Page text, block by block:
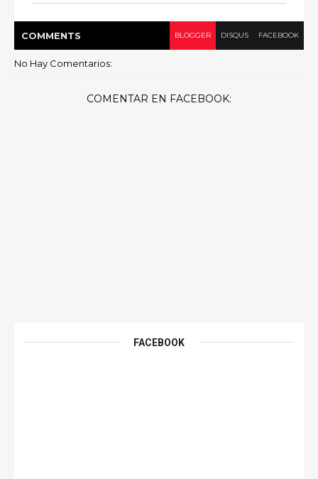
COMMENTS BLOGGER DISQUS FACEBOOK
No Hay Comentarios:
COMENTAR EN FACEBOOK:
FACEBOOK